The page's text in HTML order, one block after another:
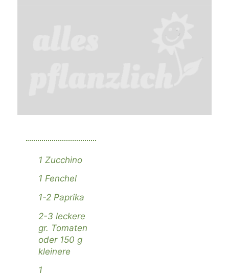
1 Zucchino
1 Fenchel
1-2 Paprika
2-3 leckere
gr. Tomaten
oder 150 g
kleinere
1